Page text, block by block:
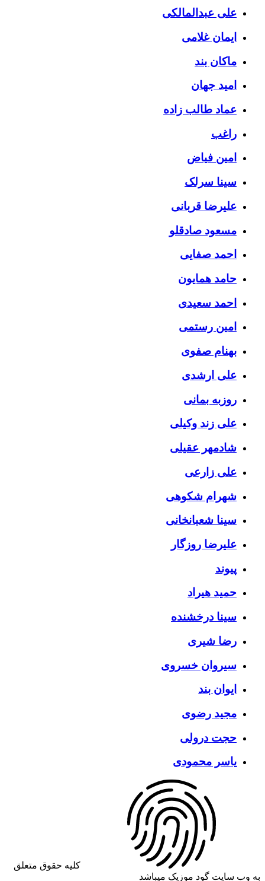
علی عبدالمالکی
ایمان غلامی
ماکان بند
امید جهان
عماد طالب زاده
راغب
امین فیاض
سینا سرلک
علیرضا قربانی
مسعود صادقلو
احمد صفایی
حامد همایون
احمد سعیدی
امین رستمی
بهنام صفوی
علی ارشدی
روزبه بمانی
علی زند وکیلی
شادمهر عقیلی
علی زارعی
شهرام شکوهی
سینا شعبانخانی
علیرضا روزگار
پیوند
حمید هیراد
سینا درخشنده
رضا شیری
سیروان خسروی
ایوان بند
مجید رضوی
حجت درولی
یاسر محمودی
کلیه حقوق متعلق
به وب سایت گود موزیک میباشد